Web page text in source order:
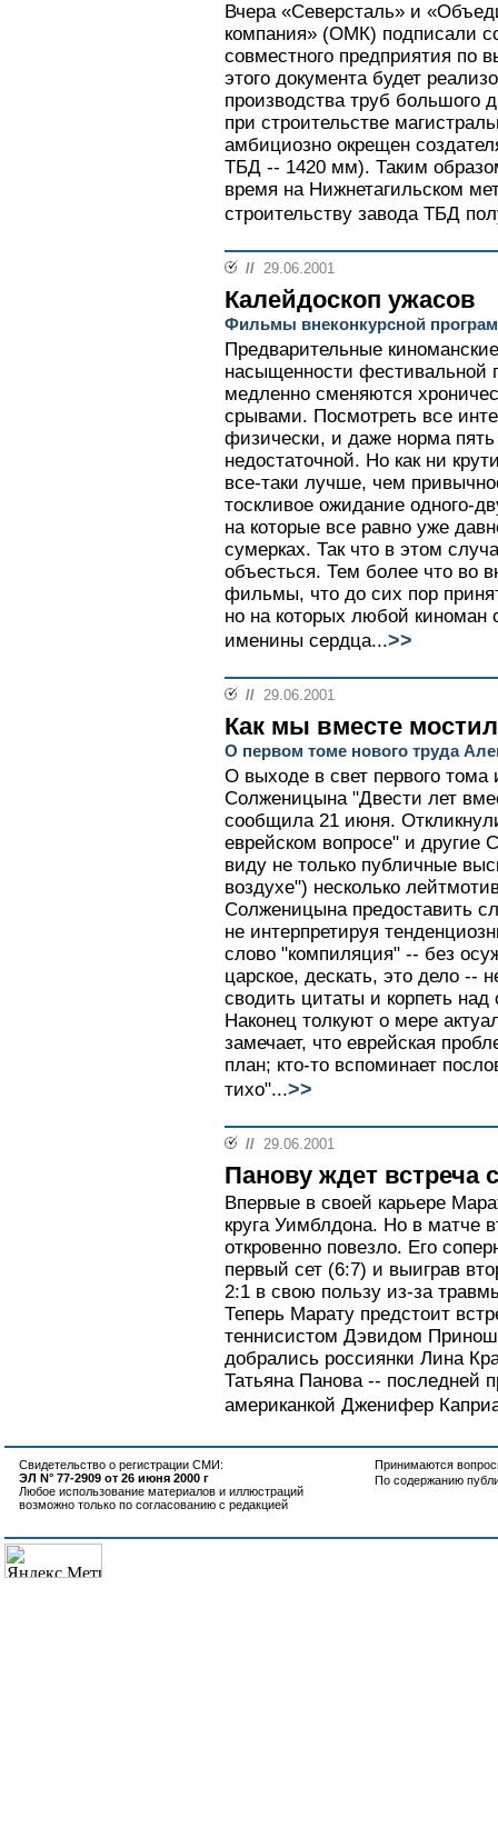
Вчера «Северсталь» и
компания» (ОМК) подписали
совместного предприятия по
этого документа будет
производства труб
при строительстве
амбициозно окрещен
ТБД -- 1420 мм). Таким
время на Нижнетагильском
строительству завода ТБД
// 29.06.2001
Калейдоскоп ужасов
Фильмы внеконкурсной
Предварительные
насыщенности фестивальной
медленно сменяются
срывами. Посмотреть все
физически, и даже норма
недостаточной. Но как ни
все-таки лучше, чем
тоскливое ожидание одного-
на которые все равно уже
сумерках. Так что в этом
объесться. Тем более что во
фильмы, что до сих пор
но на которых любой киноман
именины сердца...>>
// 29.06.2001
Как мы вместе
О первом томе нового труда
О выходе в свет первого тома
Солженицына "Двести лет
сообщила 21 июня.
еврейском вопросе" и
виду не только публичные
воздухе") несколько
Солженицына предоставить
не интерпретируя
слово "компиляция" -- без
царское, дескать, это дело --
сводить цитаты и корпеть
Наконец толкуют о мере
замечает, что еврейская
план; кто-то вспоминает
тихо"...>>
// 29.06.2001
Панову ждет встреча
Впервые в своей карьере
круга Уимблдона. Но в матче
откровенно повезло. Его
первый сет (6:7) и выиграв
2:1 в свою пользу из-за
Теперь Марату предстоит
теннисистом Дэвидом
добрались россиянки Лина
Татьяна Панова -- последней
американкой Дженифер
Свидетельство о регистрации СМИ:
ЭЛ N° 77-2909 от 26 июня 2000 г
Любое использование материалов и иллюстраций
возможно только по согласованию с редакцией
Принимаются
По содержанию